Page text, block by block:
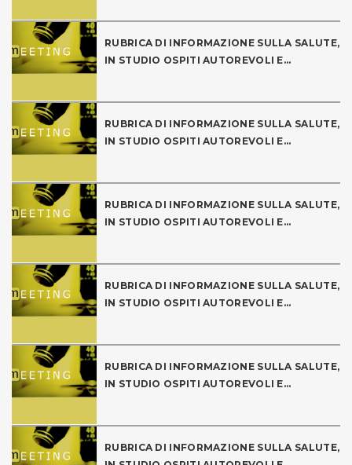
RUBRICA DI INFORMAZIONE SULLA SALUTE,
IN STUDIO OSPITI AUTOREVOLI E...
RUBRICA DI INFORMAZIONE SULLA SALUTE,
IN STUDIO OSPITI AUTOREVOLI E...
RUBRICA DI INFORMAZIONE SULLA SALUTE,
IN STUDIO OSPITI AUTOREVOLI E...
RUBRICA DI INFORMAZIONE SULLA SALUTE,
IN STUDIO OSPITI AUTOREVOLI E...
RUBRICA DI INFORMAZIONE SULLA SALUTE,
IN STUDIO OSPITI AUTOREVOLI E...
RUBRICA DI INFORMAZIONE SULLA SALUTE,